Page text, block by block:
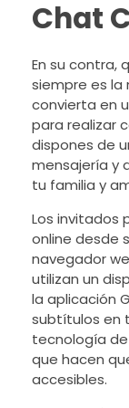
Chat
En su contra,
siempre es la
convierta en
para realizar
dispones de
mensajería y
tu familia y
Los invitados
online desde
navegador
utilizan un
la aplicación
subtítulos en
tecnología
que hacen
accesibles.